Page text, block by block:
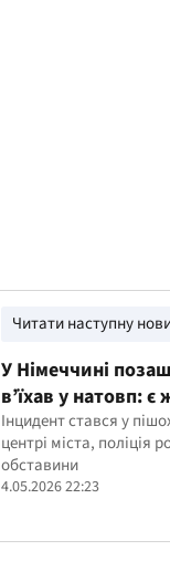
Читати наступну
У Німеччині
в’їхав у натовп: є
Інцидент стався у
центрі міста, поліція
обставини
4.05.2026 22:23